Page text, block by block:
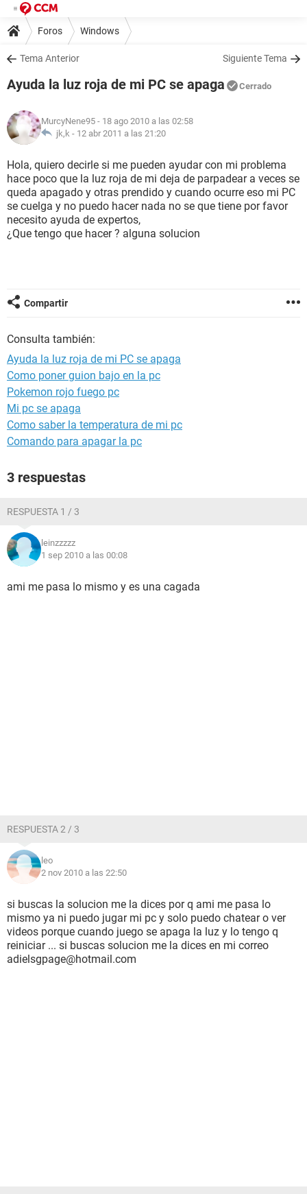
Foros Windows
Tema Anterior Siguiente Tema
Ayuda la luz roja de mi PC se apaga Cerrado
MurcyNene95 - 18 ago 2010 a las 02:58
jk,k - 12 abr 2011 a las 21:20
Hola, quiero decirle si me pueden ayudar con mi problema
hace poco que la luz roja de mi deja de parpadear a veces se
queda apagado y otras prendido y cuando ocurre eso mi PC
se cuelga y no puedo hacer nada no se que tiene por favor
necesito ayuda de expertos,
¿Que tengo que hacer ? alguna solucion
Compartir
Consulta también:
Ayuda la luz roja de mi PC se apaga
Como poner guion bajo en la pc
Pokemon rojo fuego pc
Mi pc se apaga
Como saber la temperatura de mi pc
Comando para apagar la pc
3 respuestas
RESPUESTA 1 / 3
leinzzzzz
1 sep 2010 a las 00:08
ami me pasa lo mismo y es una cagada
RESPUESTA 2 / 3
leo
2 nov 2010 a las 22:50
si buscas la solucion me la dices por q ami me pasa lo
mismo ya ni puedo jugar mi pc y solo puedo chatear o ver
videos porque cuando juego se apaga la luz y lo tengo q
reiniciar ... si buscas solucion me la dices en mi correo
adielsgpage@hotmail.com